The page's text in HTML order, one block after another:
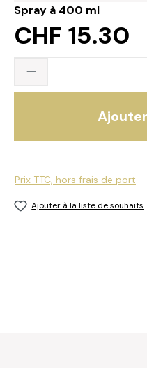
Spray à 400 ml
CHF 15.30
Quantité du
Prix TTC, hors frais de port
Ajouter à la liste de souhaits